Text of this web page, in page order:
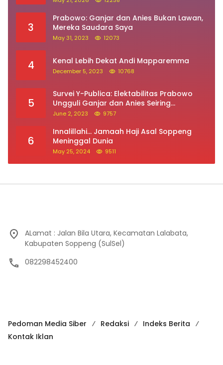
3
Prabowo: Ganjar dan Anies Bukan Lawan,
Mereka Saudara Saya
May 31, 2023 12073
4 Kenal Lebih Dekat Andi Mapparemma
December 5, 2023 10768
5
Survei Y-Publica: Elektabilitas Prabowo
Ungguli Ganjar dan Anies Seiring
Kepuasan Terhadap Jokowi Naik
June 2, 2023 9757
6
Innalillahi… Jamaah Haji Asal Soppeng
Meninggal Dunia
May 25, 2024 9511
ALamat : Jalan Bila Utara, Kecamatan Lalabata,
Kabupaten Soppeng (SulSel)
082298452400
Pedoman Media Siber Redaksi
Indeks Berita
Kontak Iklan